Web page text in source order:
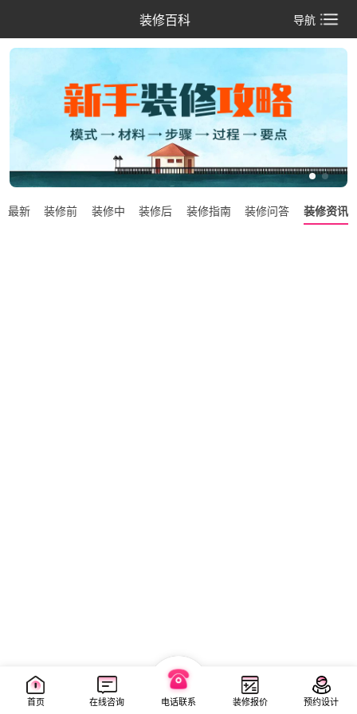
首页 在线咨询 电话联系 装修报价 预约设计
装修百科
最新 装修前 装修中 装修后 装修指南 装修问答 装修资讯